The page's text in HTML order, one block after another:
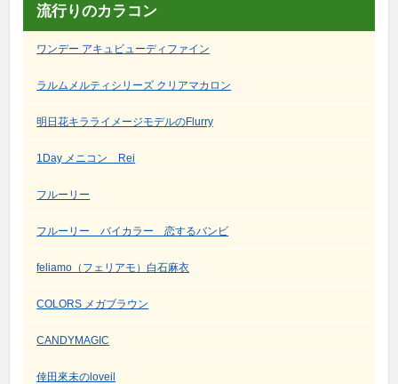
流行りのカラコン
ワンデー アキュビューディファイン
ラルムメルティシリーズ クリアマカロン
明日花キラライメージモデルのFlurry
1Day メニコン Rei
フルーリー
フルーリー バイカラー 恋するバンビ
feliamo（フェリアモ）白石麻衣
COLORS メガブラウン
CANDYMAGIC
倖田來未のloveil